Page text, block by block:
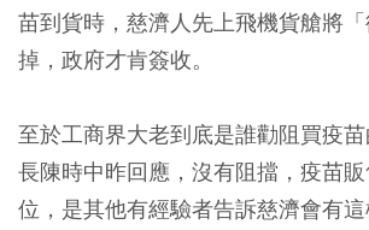
苗到貨時，慈濟人先上飛機貨艙將
掉，政府才肯簽收。
至於工商界大老到底是誰勸阻買疫
長陳時中昨回應，沒有阻擋，疫苗
位，是其他有經驗者告訴慈濟會有